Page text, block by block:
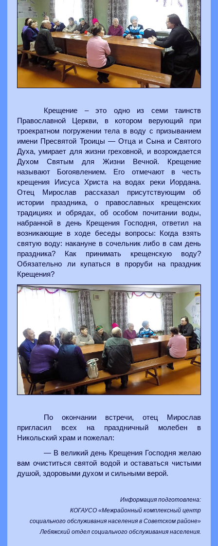
Крещение – это одно из семи таинств
Православной Церкви, в котором верующий при
троекратном погружении тела в воду с призыванием
имени Пресвятой Троицы — Отца и Сына и Святого
Духа, умирает для жизни греховной, и возрождается
Духом Святым для Жизни Вечной. Крещение
называют Богоявлением. Его отмечают в честь
крещения Иисуса Христа на водах реки Иордана.
Отец Мирослав рассказал присутствующим об
истории праздника, о православных крещенских
традициях и обрядах, об особом почитании воды,
набранной в день Крещения Господня, ответил на
возникающие в ходе беседы вопросы: Когда взять
святую воду: накануне в сочельник либо в сам день
праздника? Как принимать крещенскую воду?
Обязательно ли купаться в проруби на праздник
Крещения?
По окончании встречи, отец Мирослав
пригласил всех на праздничный молебен в
Никольский храм и пожелал:
— В великий день Крещения Господня желаю
вам очиститься святой водой и оставаться чистыми
душой, здоровыми духом и сильными верой.
Информация подготовлена:
КОГАУСО «Межрайонный комплексный центр
социального обслуживания населения в Советском районе»
Лебяжский отдел социального обслуживания населения.